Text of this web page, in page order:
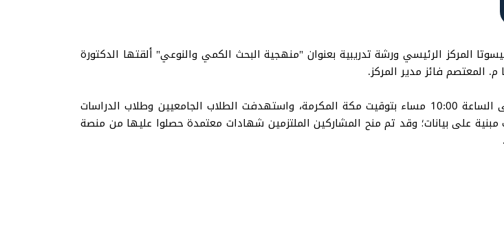
المركز الرئيسي ورشة تدريبية بعنوان "منهجية البحث الكمي والنوعي" ألقتها الدكتورة
م. المعتصم فائز مدير المركز.
الورشة أقيمت يوم الأحد الموافق 4 أيار مايو 2025 من الساعة 08:00 حتى الساعة 10:00 مساء بتوقيت مكة المكرمة، واستهدفت الطلاب الجامعيين وطلاب الدراسات
مبنية على بيانات؛ وقد تم منح المشاركين الملتزمين شهادات معتمدة حصلوا عليها من منصة